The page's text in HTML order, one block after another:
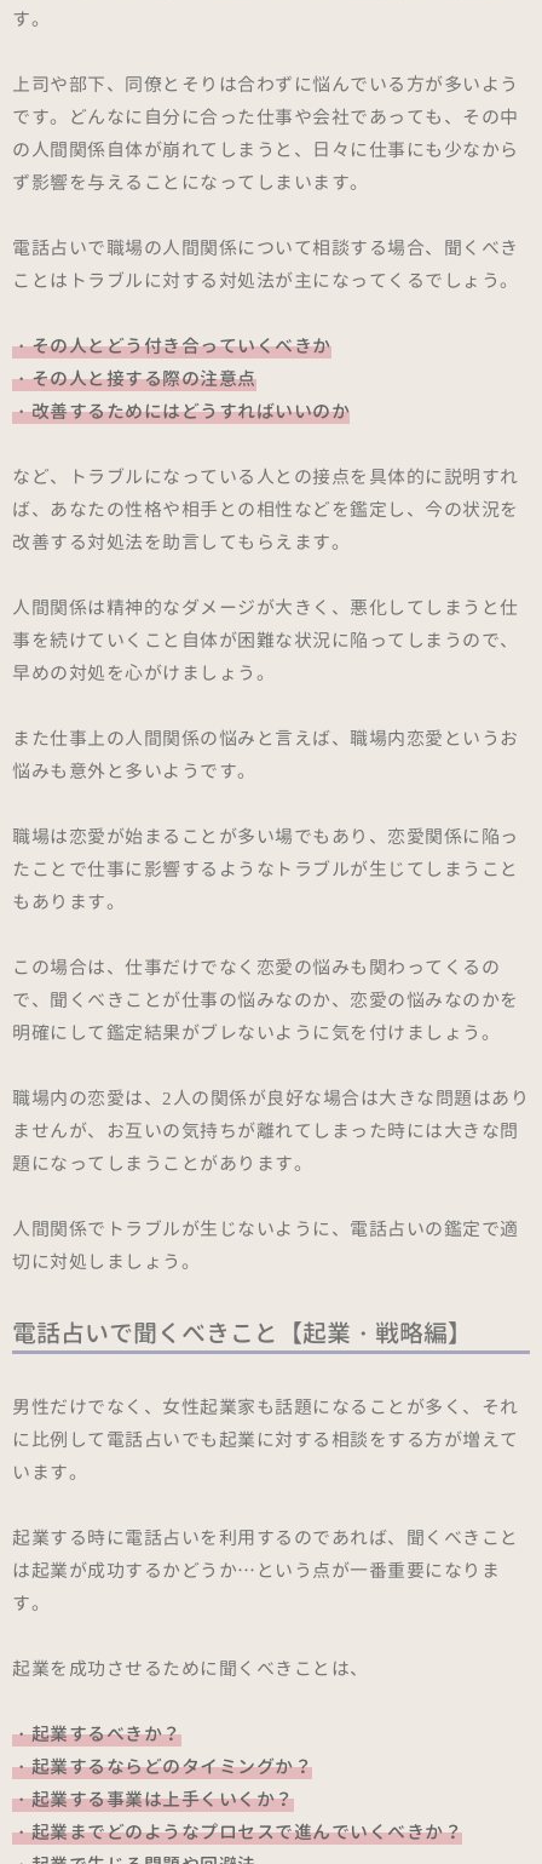
す。
上司や部下、同僚とそりは合わずに悩んでいる方が多いよう
です。どんなに自分に合った仕事や会社であっても、その中
の人間関係自体が崩れてしまうと、日々に仕事にも少なから
ず影響を与えることになってしまいます。
電話占いで職場の人間関係について相談する場合、聞くべき
ことはトラブルに対する対処法が主になってくるでしょう。
・その人とどう付き合っていくべきか
・その人と接する際の注意点
・改善するためにはどうすればいいのか
など、トラブルになっている人との接点を具体的に説明すれ
ば、あなたの性格や相手との相性などを鑑定し、今の状況を
改善する対処法を助言してもらえます。
人間関係は精神的なダメージが大きく、悪化してしまうと仕
事を続けていくこと自体が困難な状況に陥ってしまうので、
早めの対処を心がけましょう。
また仕事上の人間関係の悩みと言えば、職場内恋愛というお
悩みも意外と多いようです。
職場は恋愛が始まることが多い場でもあり、恋愛関係に陥っ
たことで仕事に影響するようなトラブルが生じてしまうこと
もあります。
この場合は、仕事だけでなく恋愛の悩みも関わってくるの
で、聞くべきことが仕事の悩みなのか、恋愛の悩みなのかを
明確にして鑑定結果がブレないように気を付けましょう。
職場内の恋愛は、2人の関係が良好な場合は大きな問題はあり
ませんが、お互いの気持ちが離れてしまった時には大きな問
題になってしまうことがあります。
人間関係でトラブルが生じないように、電話占いの鑑定で適
切に対処しましょう。
電話占いで聞くべきこと【起業・戦略編】
男性だけでなく、女性起業家も話題になることが多く、それ
に比例して電話占いでも起業に対する相談をする方が増えて
います。
起業する時に電話占いを利用するのであれば、聞くべきこと
は起業が成功するかどうか…という点が一番重要になりま
す。
起業を成功させるために聞くべきことは、
・起業するべきか？
・起業するならどのタイミングか？
・起業する事業は上手くいくか？
・起業までどのようなプロセスで進んでいくべきか？